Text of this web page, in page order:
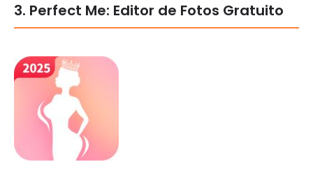
3. Perfect Me: Editor de Fotos Gratuito